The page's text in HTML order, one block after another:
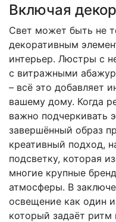
Включая
Свет может быть не
декоративным
интерьер. Люстры с
с витражными
– всё это добавляет
вашему дому. Когда
важно подчеркивать
завершённый образ
креативный подход,
подсветку, которая
многие крупные
атмосферы. В
освещение как один
который задаёт ритм